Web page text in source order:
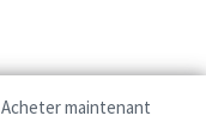
Acheter maintenant